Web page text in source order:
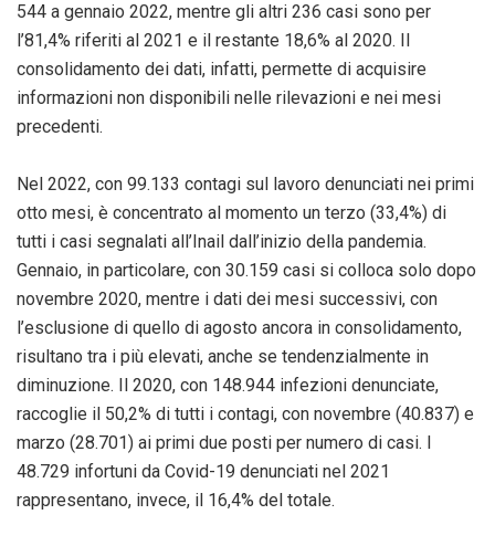
544 a gennaio 2022, mentre gli altri 236 casi sono per
l’81,4% riferiti al 2021 e il restante 18,6% al 2020. Il
consolidamento dei dati, infatti, permette di acquisire
informazioni non disponibili nelle rilevazioni e nei mesi
precedenti.
Nel 2022, con 99.133 contagi sul lavoro denunciati nei primi
otto mesi, è concentrato al momento un terzo (33,4%) di
tutti i casi segnalati all’Inail dall’inizio della pandemia.
Gennaio, in particolare, con 30.159 casi si colloca solo dopo
novembre 2020, mentre i dati dei mesi successivi, con
l’esclusione di quello di agosto ancora in consolidamento,
risultano tra i più elevati, anche se tendenzialmente in
diminuzione. Il 2020, con 148.944 infezioni denunciate,
raccoglie il 50,2% di tutti i contagi, con novembre (40.837) e
marzo (28.701) ai primi due posti per numero di casi. I
48.729 infortuni da Covid-19 denunciati nel 2021
rappresentano, invece, il 16,4% del totale.